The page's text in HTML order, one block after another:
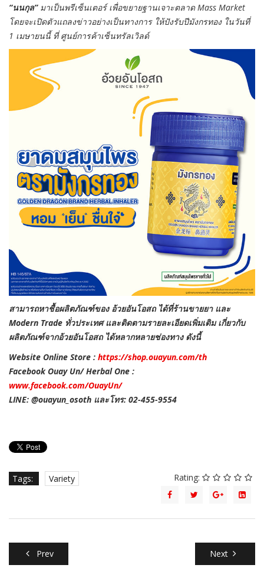
“นนกุล”มาเป็นพรีเซ็นเตอร์ เพื่อขยายฐานเจาะตลาด Mass Market
โดยจะเปิดตัวแถลงข่าวอย่างเป็นทางการ ให้ปังรับปีมังกรทอง ในวันที่
1 เมษายนนี้ ที่ ศูนย์การค้าเซ็นทรัลเวิลด์
สามารถหาชื้อผลิตภัณฑ์ของ อ้วยอันโอสถ ได้ที่ร้านขายยา และ
Modern Trade ทั่วประเทศ และติดตามรายละเอียดเพิ่มเติม เกี่ยวกับ
ผลิตภัณฑ์จากอ้วยอันโอสถ ได้หลากหลายช่องทาง ดังนี้
Website Online Store : https://shop.ouayun.com/th
Facebook Ouay Un/ Herbal One :
www.facebook.com/OuayUn/
LINE: @ouayun_osoth และโทร: 02-455-9554
Tags: Variety Rating:
Prev Next